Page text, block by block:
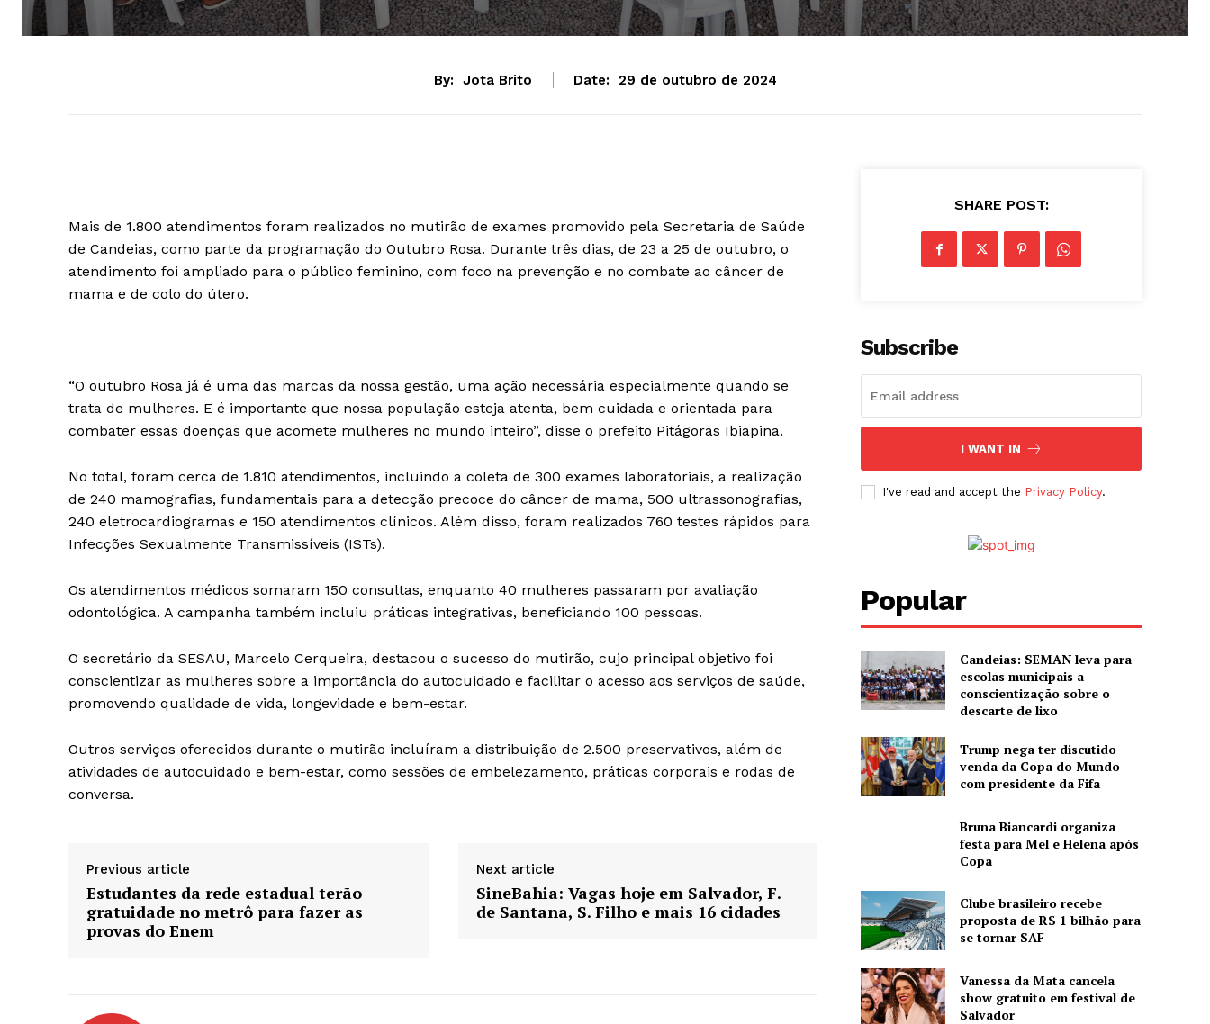
By: Jota Brito Date: 29 de outubro de 2024
Mais de 1.800 atendimentos foram realizados no mutirão de exames promovido pela Secretaria de Saúde
de Candeias, como parte da programação do Outubro Rosa. Durante três dias, de 23 a 25 de outubro, o
atendimento foi ampliado para o público feminino, com foco na prevenção e no combate ao câncer de
mama e de colo do útero.
“O outubro Rosa já é uma das marcas da nossa gestão, uma ação necessária especialmente quando se
trata de mulheres. E é importante que nossa população esteja atenta, bem cuidada e orientada para
combater essas doenças que acomete mulheres no mundo inteiro”, disse o prefeito Pitágoras Ibiapina.
No total, foram cerca de 1.810 atendimentos, incluindo a coleta de 300 exames laboratoriais, a realização
de 240 mamografias, fundamentais para a detecção precoce do câncer de mama, 500 ultrassonografias,
240 eletrocardiogramas e 150 atendimentos clínicos. Além disso, foram realizados 760 testes rápidos para
Infecções Sexualmente Transmissíveis (ISTs).
Os atendimentos médicos somaram 150 consultas, enquanto 40 mulheres passaram por avaliação
odontológica. A campanha também incluiu práticas integrativas, beneficiando 100 pessoas.
O secretário da SESAU, Marcelo Cerqueira, destacou o sucesso do mutirão, cujo principal objetivo foi
conscientizar as mulheres sobre a importância do autocuidado e facilitar o acesso aos serviços de saúde,
promovendo qualidade de vida, longevidade e bem-estar.
Outros serviços oferecidos durante o mutirão incluíram a distribuição de 2.500 preservativos, além de
atividades de autocuidado e bem-estar, como sessões de embelezamento, práticas corporais e rodas de
conversa.
Previous article
Estudantes da rede estadual terão
gratuidade no metrô para fazer as
provas do Enem
Next article
SineBahia: Vagas hoje em Salvador, F.
de Santana, S. Filho e mais 16 cidades
SHARE POST:
Subscribe
I WANT IN
I've read and accept the Privacy Policy.
Popular
Candeias: SEMAN leva para
escolas municipais a
conscientização sobre o
descarte de lixo
Trump nega ter discutido
venda da Copa do Mundo
com presidente da Fifa
Bruna Biancardi organiza
festa para Mel e Helena após
Copa
Clube brasileiro recebe
proposta de R$ 1 bilhão para
se tornar SAF
Vanessa da Mata cancela
show gratuito em festival de
Salvador